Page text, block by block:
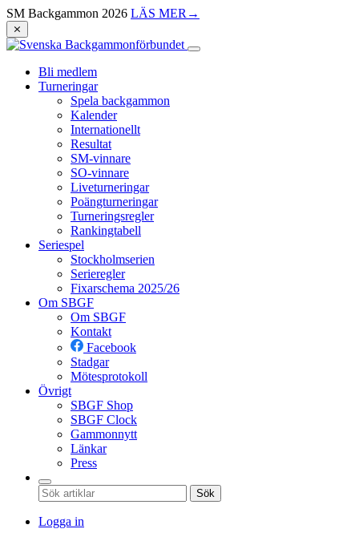
SM Backgammon 2026 LÄS MER →
⨯
Bli medlem
Turneringar
Spela backgammon
Kalender
Internationellt
Resultat
SM-vinnare
SO-vinnare
Liveturneringar
Poängturneringar
Turneringsregler
Rankingtabell
Seriespel
Stockholmserien
Serieregler
Fixarschema 2025/26
Om SBGF
Om SBGF
Kontakt
Facebook
Stadgar
Mötesprotokoll
Övrigt
SBGF Shop
SBGF Clock
Gammonnytt
Länkar
Press
Sök
Logga in